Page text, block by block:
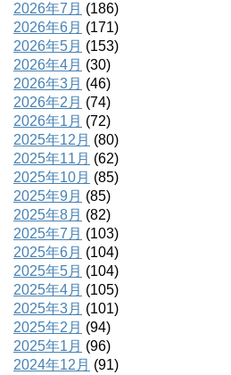
2026年7月 (186)
2026年6月 (171)
2026年5月 (153)
2026年4月 (30)
2026年3月 (46)
2026年2月 (74)
2026年1月 (72)
2025年12月 (80)
2025年11月 (62)
2025年10月 (85)
2025年9月 (85)
2025年8月 (82)
2025年7月 (103)
2025年6月 (104)
2025年5月 (104)
2025年4月 (105)
2025年3月 (101)
2025年2月 (94)
2025年1月 (96)
2024年12月 (91)